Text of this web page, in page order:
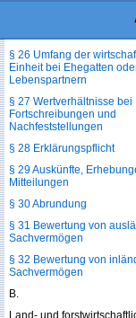
§ 26 Umfang der
Einheit bei Ehegatten
Lebenspartnern
§ 27 Wertverhältnisse bei
Fortschreibungen und
Nachfeststellungen
§ 28 Erklärungspflicht
§ 29 Auskünfte,
Mitteilungen
§ 30 Abrundung
§ 31 Bewertung von
Sachvermögen
§ 32 Bewertung von
Sachvermögen
B.
Land- und